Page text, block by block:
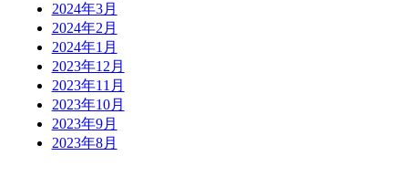
2024年3月
2024年2月
2024年1月
2023年12月
2023年11月
2023年10月
2023年9月
2023年8月